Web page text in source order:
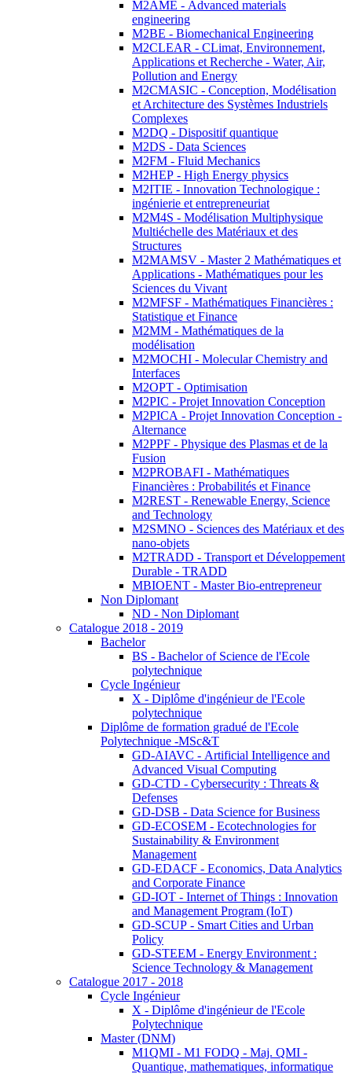
M2AME - Advanced materials
engineering
M2BE - Biomechanical Engineering
M2CLEAR - CLimat, Environnement,
Applications et Recherche - Water, Air,
Pollution and Energy
M2CMASIC - Conception, Modélisation
et Architecture des Systèmes Industriels
Complexes
M2DQ - Dispositif quantique
M2DS - Data Sciences
M2FM - Fluid Mechanics
M2HEP - High Energy physics
M2ITIE - Innovation Technologique :
ingénierie et entrepreneuriat
M2M4S - Modélisation Multiphysique
Multiéchelle des Matériaux et des
Structures
M2MAMSV - Master 2 Mathématiques et
Applications - Mathématiques pour les
Sciences du Vivant
M2MFSF - Mathématiques Financières :
Statistique et Finance
M2MM - Mathématiques de la
modélisation
M2MOCHI - Molecular Chemistry and
Interfaces
M2OPT - Optimisation
M2PIC - Projet Innovation Conception
M2PICA - Projet Innovation Conception -
Alternance
M2PPF - Physique des Plasmas et de la
Fusion
M2PROBAFI - Mathématiques
Financières : Probabilités et Finance
M2REST - Renewable Energy, Science
and Technology
M2SMNO - Sciences des Matériaux et des
nano-objets
M2TRADD - Transport et Développement
Durable - TRADD
MBIOENT - Master Bio-entrepreneur
Non Diplomant
ND - Non Diplomant
Catalogue 2018 - 2019
Bachelor
BS - Bachelor of Science de l'Ecole
polytechnique
Cycle Ingénieur
X - Diplôme d'ingénieur de l'Ecole
polytechnique
Diplôme de formation gradué de l'Ecole
Polytechnique -MSc&T
GD-AIAVC - Artificial Intelligence and
Advanced Visual Computing
GD-CTD - Cybersecurity : Threats &
Defenses
GD-DSB - Data Science for Business
GD-ECOSEM - Ecotechnologies for
Sustainability & Environment
Management
GD-EDACF - Economics, Data Analytics
and Corporate Finance
GD-IOT - Internet of Things : Innovation
and Management Program (IoT)
GD-SCUP - Smart Cities and Urban
Policy
GD-STEEM - Energy Environment :
Science Technology & Management
Catalogue 2017 - 2018
Cycle Ingénieur
X - Diplôme d'ingénieur de l'Ecole
Polytechnique
Master (DNM)
M1QMI - M1 FODQ - Maj. QMI -
Quantique, mathematiques, informatique